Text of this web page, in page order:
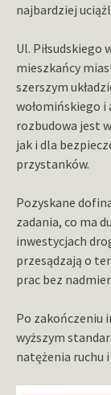
najbardziej
Ul.
mieszkańcy
szerszym
wołomińskiego
rozbudowa jest
jak i dla
przystanków.
Pozyskane
zadania, co ma
inwestycjach
przesądzają o
prac bez
Po zakończeniu
wyższym
natężenia ruchu